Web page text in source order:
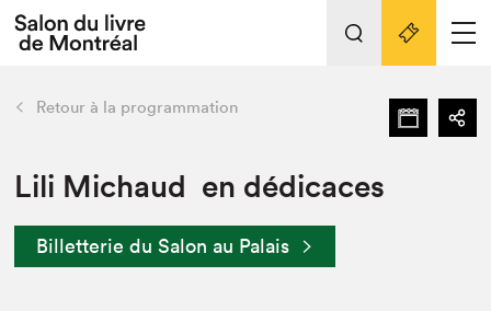
Tout sur l'édition 2022
Actualités
Vidéos et Balados
retour Nos activités
Édition 2022
Liens pratiques
Retour à la programmation
Lili Michaud en dédicaces
Billetterie du Salon au Palais